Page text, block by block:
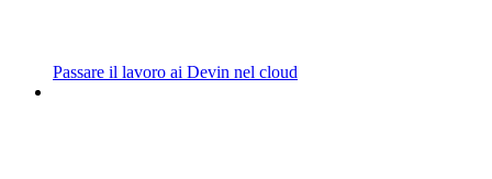
Passare il lavoro ai Devin nel cloud